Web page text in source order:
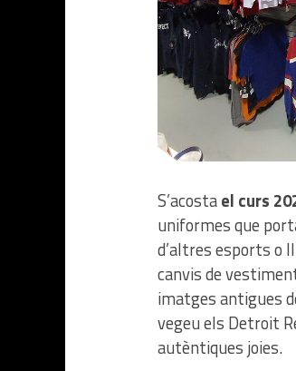
S’acostael curs
uniformes que
d’altres esports o
canvis de
imatges antigues
vegeu els Detroit
autèntiques joies.